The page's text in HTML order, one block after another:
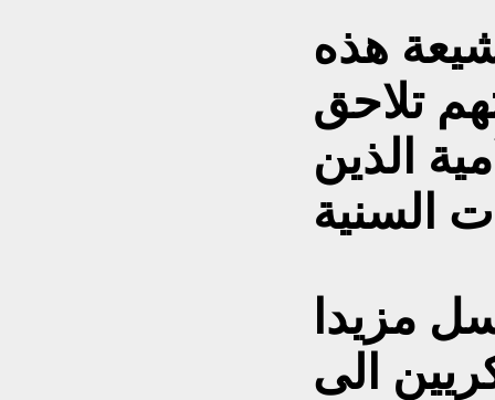
هذه
تلاحق
الذين
مزيدا
الى